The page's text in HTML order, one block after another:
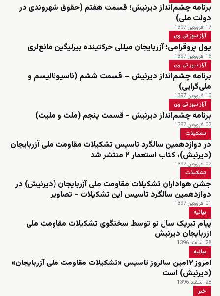
برنامه چشم‌انداز دیرنیش؛ قسمت هفتم (حقوق شهروندی در
دولت ملی)
17 فروردین 1397
آراز نیوز تی وی
یول پروقرامی؛ آزربایجان میللی حرکتینده بیرلیگین مانع‌لری
16 فروردین 1397
آراز نیوز تی وی
برنامه چشم‌انداز دیرنیش – قسمت ششم (ناسیونالیسم و
ملی‌گرایی)
10 فروردین 1397
آراز نیوز تی وی
برنامه چشم‌انداز دیرنیش - قسمت پنجم (ملت و ملیت)
03 فروردین 1397
تشکیلات
در دوازدهمین سالگرد تاسیس تشکیلات مقاومت ملی آزربایجان
(دیرنیش)، کتاب استعمار ۲ منتشر شد
02 فروردین 1397
تشکیلات
جشن هواداران تشکیلات مقاومت ملی آزربایجان (دیرنیش) در
دوازدهمین سالگرد تاسیس این تشکیلات - تصاویر
01 فروردین 1397
بیانیه
پیام تبریک سال نو توسط سخنگوی تشکیلات مقاومت ملی
آزربایجان دیرنیش
28 اسفند 1396
بیانیه
امروز ۱۲مین سالروز تاسیس «تشکیلات مقاومت ملی آزربایجان»
(دیرنیش) است
28 اسفند 1396
خبر